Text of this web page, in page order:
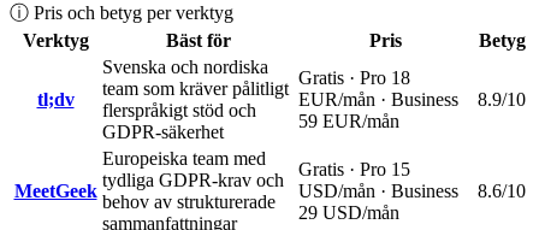
ⓘ Pris och betyg per verktyg
Verktyg
Bäst för Pris Betyg
tl;dv
Svenska och nordiska
team som kräver pålitligt
flerspråkigt stöd och
GDPR-säkerhet
Gratis · Pro 18
EUR/mån · Business
59 EUR/mån
8.9/10
MeetGeek
Europeiska team med
tydliga GDPR-krav och
behov av strukturerade
sammanfattningar
Gratis · Pro 15
USD/mån · Business
29 USD/mån
8.6/10